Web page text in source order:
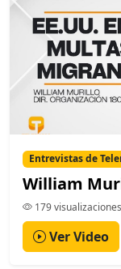
Entrevistas de
William
179 visualizaciones
Ver Video